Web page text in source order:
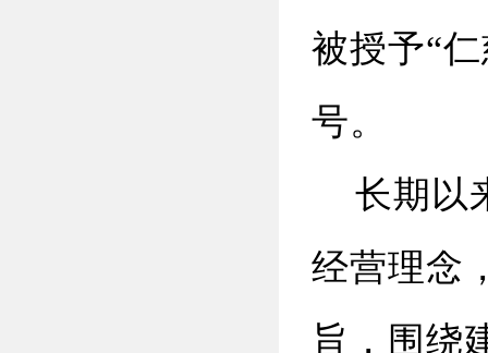
被授予“
号。
长期以
经营理念
旨，围绕